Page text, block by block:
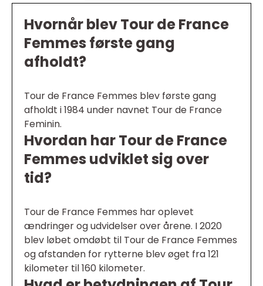
Hvornår blev Tour de France
Femmes første gang
afholdt?
Tour de France Femmes blev første gang
afholdt i 1984 under navnet Tour de France
Feminin.
Hvordan har Tour de France
Femmes udviklet sig over
tid?
Tour de France Femmes har oplevet
ændringer og udvidelser over årene. I 2020
blev løbet omdøbt til Tour de France Femmes
og afstanden for rytterne blev øget fra 121
kilometer til 160 kilometer.